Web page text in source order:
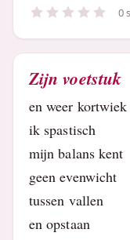
0
Zijn voetstuk
en weer kortwiek
ik spastisch
mijn balans kent
geen evenwicht
tussen vallen
en opstaan